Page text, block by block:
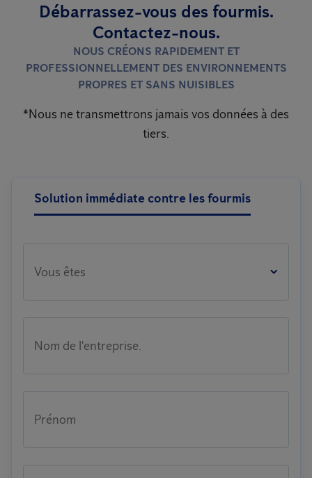
Débarrassez-vous des fourmis.
Contactez-nous.
NOUS CRÉONS RAPIDEMENT ET
PROFESSIONNELLEMENT DES ENVIRONNEMENTS
PROPRES ET SANS NUISIBLES
*Nous ne transmettrons jamais vos données à des
tiers.
Solution immédiate contre les fourmis
Vous êtes
Nom de l'entreprise.
Prénom